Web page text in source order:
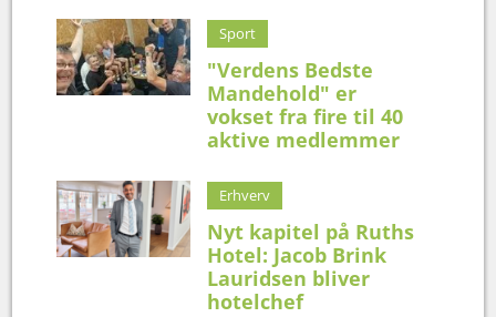
Sport
"Verdens Bedste
Mandehold" er
vokset fra fire til 40
aktive medlemmer
Erhverv
Nyt kapitel på Ruths
Hotel: Jacob Brink
Lauridsen bliver
hotelchef